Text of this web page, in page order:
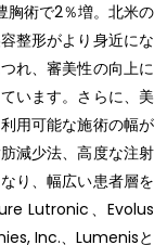
胸術で2％増。北米の
整形がより身近にな
れ、審美性の向上に
います。さらに、美
用可能な施術の幅が
減少法、高度な注射
り、幅広い患者層を
Lutronic、Evolus
Inc.、Lumenisと